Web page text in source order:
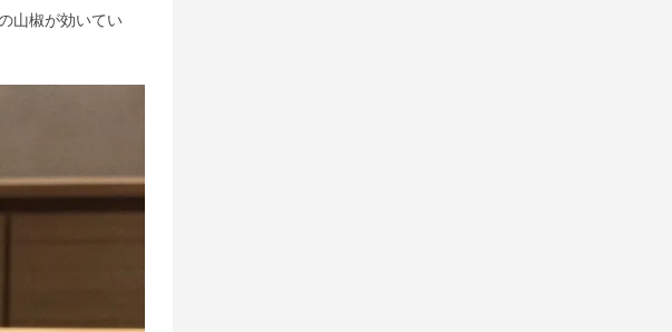
山椒が効いてい